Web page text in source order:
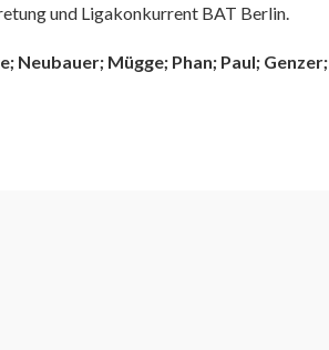
und Ligakonkurrent BAT Berlin.
Mügge; Phan; Paul; Genzer;